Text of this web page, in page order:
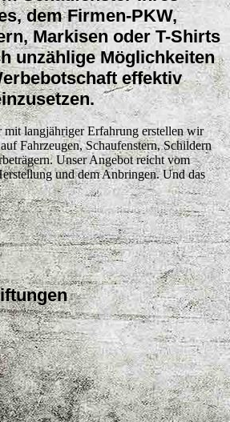
dem Firmen-PKW,
Markisen oder T-Shirts
unzählige Möglichkeiten
effektiv
mit langjähriger Erfahrung erstellen wir
Fahrzeugen, Schaufenstern, Schildern
Unser Angebot reicht vom
und dem Anbringen. Und das